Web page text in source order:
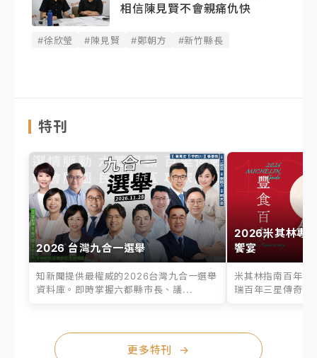
相信陳見賢不會親痛仇快
#徐欣瑩 #陳見賢 #鄭朝方 #新竹縣長
特刊
2026 台灣九合一選舉
知新聞提供最權威的2026台灣九合一選舉
資料庫。即時掌握六都縣市長、議...
2026米其林專
饗宴
米其林指南百年之
瑞百年三星傳奇、
更多特刊 →